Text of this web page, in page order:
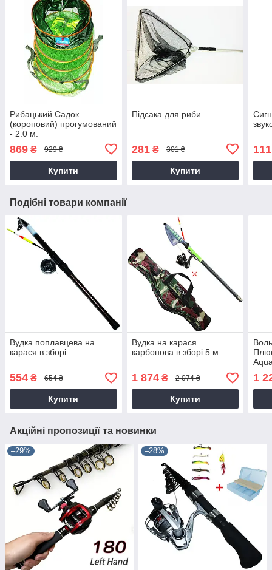
Рибацький Садок
(короповий) прогумований
- 2.0 м.
869 ₴ 929 ₴
Купити
Підсака для риби
281₴ 301 ₴
Купити
111
Подібні товари компанії
Вудка поплавцева на
карася в зборі
554 ₴ 654 ₴
Купити
Вудка на карася
карбонова в зборі 5 м.
1 874₴ 2 074 ₴
Купити
1
Акційні пропозиції та новинки
–29% –28%